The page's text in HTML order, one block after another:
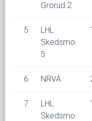
Grorud 2
5
LHL
Skedsmo
5
6 NRVA
7
LHL
Skedsmo